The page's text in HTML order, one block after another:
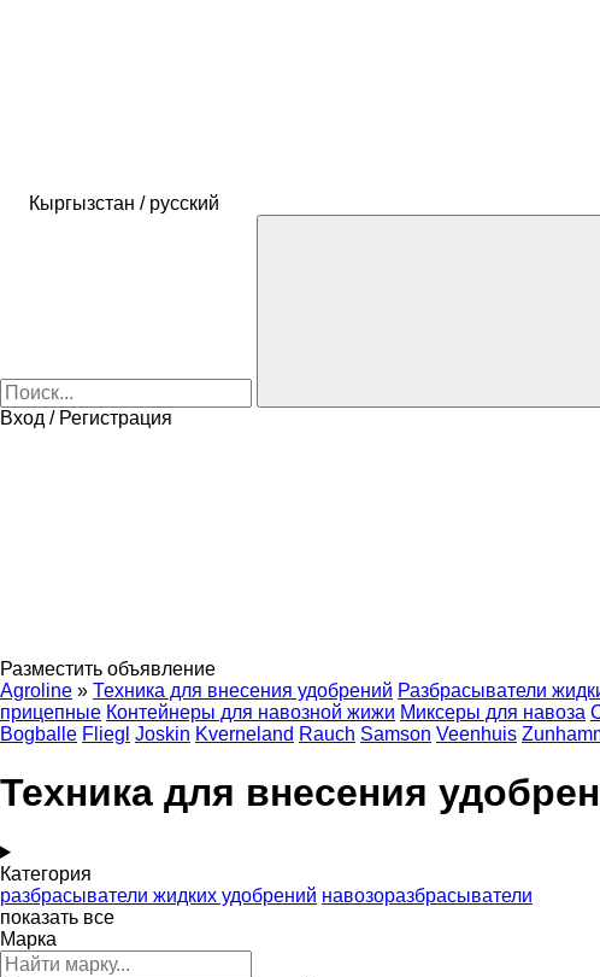
Кыргызстан / русский
Вход / Регистрация
Разместить объявление
Agroline » Техника для внесения удобрений Разбрасыватели
прицепные Контейнеры для навозной жижи Миксеры для навоза
Bogballe Fliegl Joskin Kverneland Rauch Samson Veenhuis
Техника для внесения
Категория
разбрасыватели жидких удобрений навозоразбрасыватели
показать все
Марка